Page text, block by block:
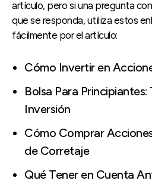
artículo, pero si una pregunta
que se responda, utiliza estos
fácilmente por el artículo:
Cómo Invertir en
Bolsa Para
Inversión
Cómo Comprar
de Corretaje
Qué Tener en Cuenta